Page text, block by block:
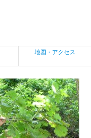
地図・アクセス